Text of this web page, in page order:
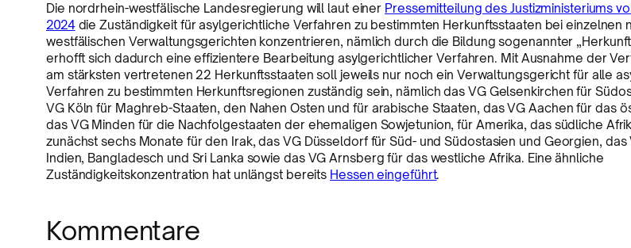
Die nordrhein-westfälische Landesregierung will laut einer Pressemitteilung des Justizministeriums
2024die Zuständigkeit für asylgerichtliche Verfahren zu bestimmten Herkunftsstaaten bei einzelnen
westfälischen Verwaltungsgerichten konzentrieren, nämlich durch die Bildung sogenannter
erhofft sich dadurch eine effizientere Bearbeitung asylgerichtlicher Verfahren. Mit Ausnahme der
am stärksten vertretenen 22 Herkunftsstaaten soll jeweils nur noch ein Verwaltungsgericht für alle
Verfahren zu bestimmten Herkunftsregionen zuständig sein, nämlich das VG Gelsenkirchen für
VG Köln für Maghreb-Staaten, den Nahen Osten und für arabische Staaten, das VG Aachen für das
das VG Minden für die Nachfolgestaaten der ehemaligen Sowjetunion, für Amerika, das südliche
zunächst sechs Monate für den Irak, das VG Düsseldorf für Süd- und Südostasien und Georgien, das
Indien, Bangladesch und Sri Lanka sowie das VG Arnsberg für das westliche Afrika. Eine ähnliche
Zuständigkeitskonzentration hat unlängst bereits Hessen eingeführt.
Kommentare